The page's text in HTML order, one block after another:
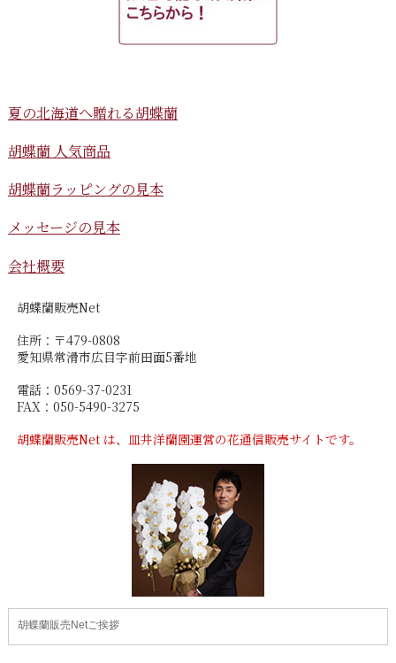
夏の北海道へ贈れる胡蝶蘭
胡蝶蘭 人気商品
胡蝶蘭ラッピングの見本
メッセージの見本
会社概要
胡蝶蘭販売Net
住所：〒479-0808
愛知県常滑市広目字前田面5番地
電話：0569-37-0231
FAX：050-5490-3275
胡蝶蘭販売Net は、皿井洋蘭園運営の花通信販売サイトです。
胡蝶蘭販売Netご挨拶